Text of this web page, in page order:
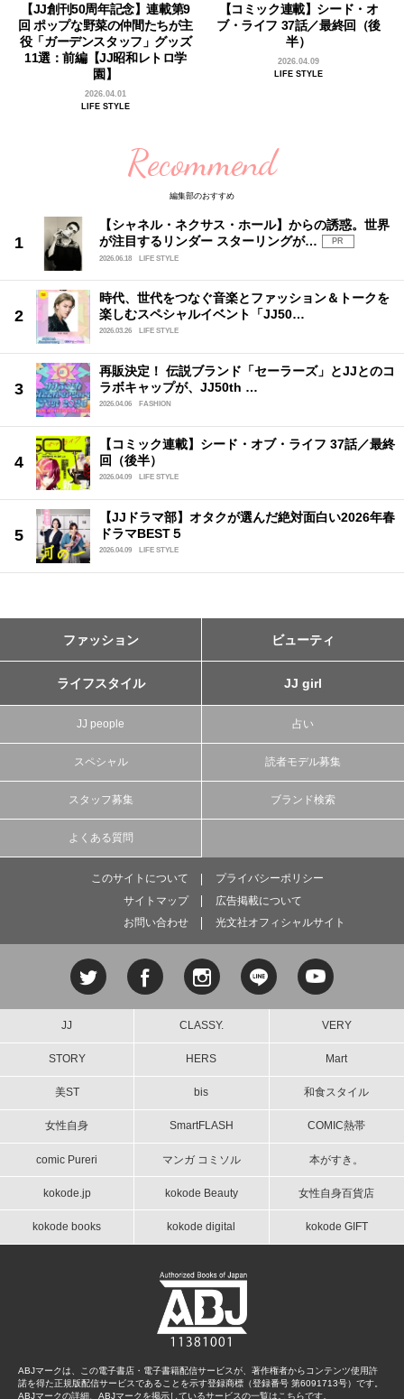
【JJ創刊50周年記念】連載第9
回 ポップな野菜の仲間たちが主
役「ガーデンスタッフ」グッズ
11選：前編【JJ昭和レトロ学
園】
2026.04.01
LIFE STYLE
【コミック連載】シード・オ
ブ・ライフ 37話／最終回（後
半）
2026.04.09
LIFE STYLE
Recommend
編集部のおすすめ
【シャネル・ネクサス・ホール】からの誘惑。世界
が注目するリンダー スターリングが…
PR
2026.06.18
LIFE STYLE
時代、世代をつなぐ音楽とファッション＆トークを
楽しむスペシャルイベント「JJ50…
2026.03.26 LIFE STYLE
再販決定！ 伝説ブランド「セーラーズ」とJJとのコ
ラボキャップが、JJ50th …
2026.04.06 FASHION
【コミック連載】シード・オブ・ライフ 37話／最終
回（後半）
2026.04.09 LIFE STYLE
【JJドラマ部】オタクが選んだ絶対面白い2026年春
ドラマBEST５
2026.04.09 LIFE STYLE
ファッション ビューティ
ライフスタイル JJ girl
JJ people 占い
スペシャル 読者モデル募集
スタッフ募集 ブランド検索
よくある質問
このサイトについて
プライバシーポリシー
サイトマップ
広告掲載について
お問い合わせ
光文社オフィシャルサイト
JJ CLASSY. VERY
STORY HERS Mart
美ST bis 和食スタイル
女性自身 SmartFLASH COMIC熱帯
comic Pureri マンガ コミソル 本がすき。
kokode.jp kokode Beauty 女性自身百貨店
kokode books kokode digital kokode GIFT
ABJマークは、この電子書店・電子書籍配信サービスが、著作権者からコンテンツ使用許
諾を得た正規版配信サービスであることを示す登録商標（登録番号 第6091713号）です。
ABJマークの詳細、ABJマークを掲示しているサービスの一覧はこちらです。